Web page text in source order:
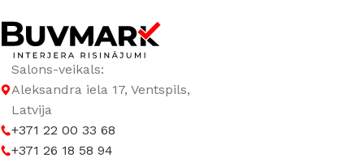
Salons-veikals:
Aleksandra iela 17, Ventspils,
Latvija
+371 22 00 33 68
+371 26 18 58 94